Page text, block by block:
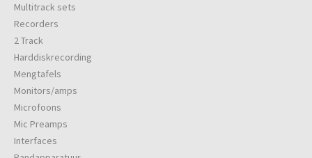
Multitrack sets
Recorders
2 Track
Harddiskrecording
Mengtafels
Monitors/amps
Microfoons
Mic Preamps
Interfaces